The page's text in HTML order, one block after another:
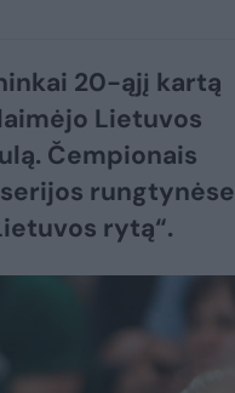
20-ąjį kartą
Lietuvos
Čempionais
rungtynėse
rytą“.